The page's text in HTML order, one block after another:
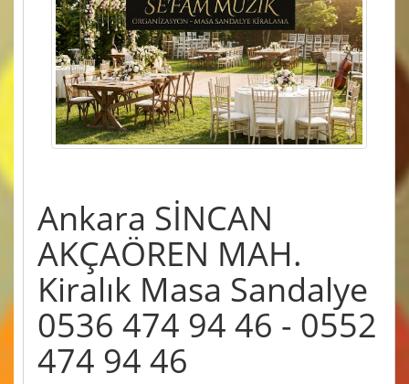
Ankara SİNCAN
AKÇAÖREN MAH.
Kiralık Masa Sandalye
0536 474 94 46 - 0552
474 94 46